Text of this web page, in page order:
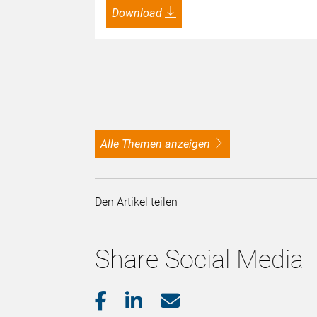
Download
alle Themen anzeigen
Den Artikel teilen
Share Social Media